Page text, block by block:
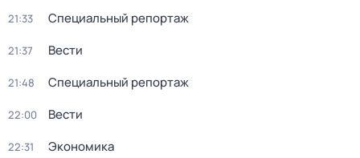
21:33 Специальный репортаж
21:37 Вести
21:48 Специальный репортаж
22:00 Вести
22:31 Экономика